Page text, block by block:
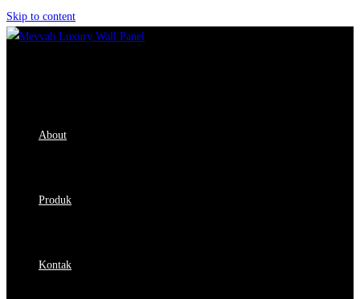
Skip to content
About
Produk
Kontak